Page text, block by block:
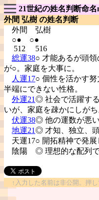
21世紀の姓名判断命名
外間 弘樹 の姓名判断
外間 弘樹
○● ○●
512 516
総運38○ 才能あるが頭
が○。家庭を大事に。
人運17○ 個性を活かす
半端にできない性格。
外運21◎ 社会で活躍す
いが、家庭を疎かにしがち
伏運38◎ 他の運数が悪
地運21◎ 才知、独立、頭
天運17○ 開拓精神で発展
陰陽 ◎ 理想的な配列で
↑入力した名前は非公開。押し